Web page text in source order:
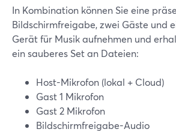
In Kombination können Sie eine
Bildschirmfreigabe, zwei Gäste und
Gerät für Musik aufnehmen und
ein sauberes Set an Dateien:
Host-Mikrofon (lokal + Cloud)
Gast 1 Mikrofon
Gast 2 Mikrofon
Bildschirmfreigabe-Audio